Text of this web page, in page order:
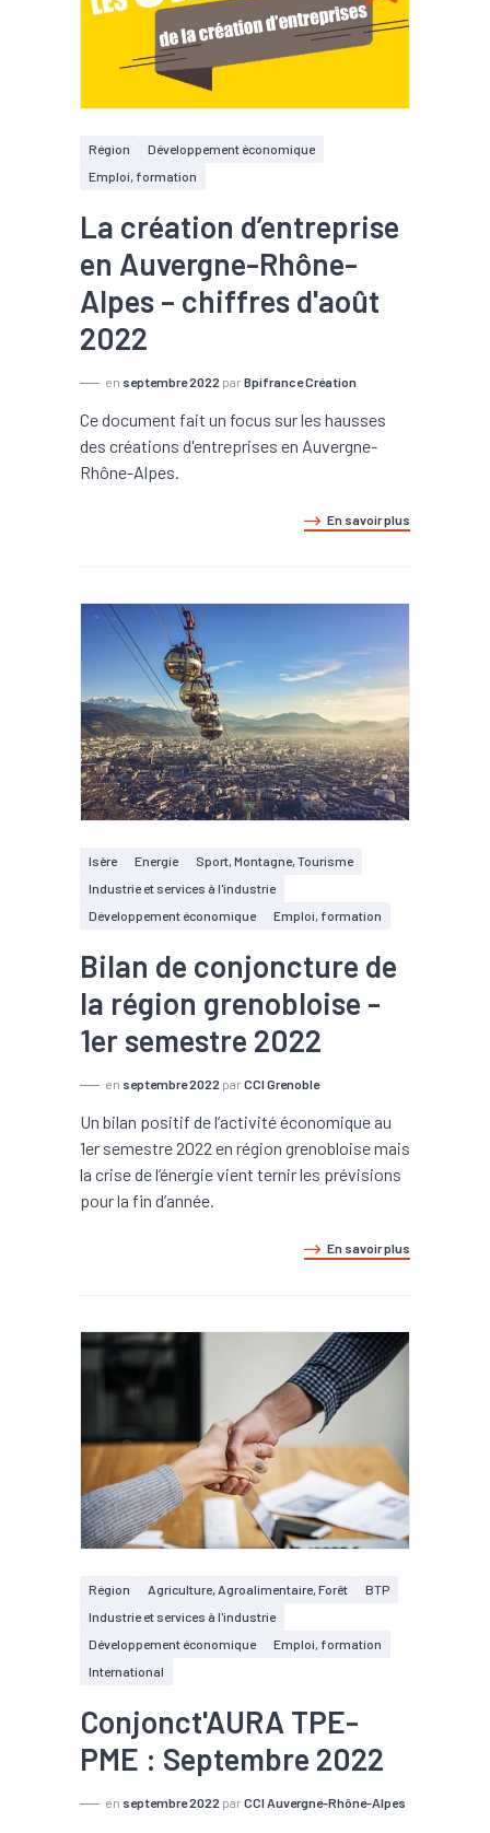
Région
Développement économique
Emploi, formation
La création d’entreprise
en Auvergne-Rhône-
Alpes – chiffres d'août
2022
en septembre 2022 par Bpifrance Création
Ce document fait un focus sur les hausses
des créations d'entreprises en Auvergne-
Rhône-Alpes.
En savoir plus
Isère Energie
Sport, Montagne, Tourisme
Industrie et services à l'industrie
Développement économique
Emploi, formation
Bilan de conjoncture de
la région grenobloise -
1er semestre 2022
en septembre 2022 par CCI Grenoble
Un bilan positif de l’activité économique au
1er semestre 2022 en région grenobloise mais
la crise de l’énergie vient ternir les prévisions
pour la fin d’année.
En savoir plus
Région Agriculture, Agroalimentaire, Forêt
BTP
Industrie et services à l'industrie
Développement économique
Emploi, formation
International
Conjonct'AURA TPE-
PME : Septembre 2022
en septembre 2022 par CCI Auvergne-Rhône-Alpes